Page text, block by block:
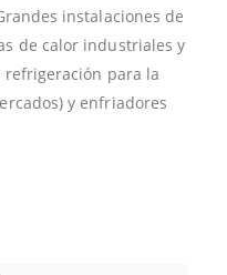
instalaciones de
de calor industriales y
refrigeración para la
y enfriadores